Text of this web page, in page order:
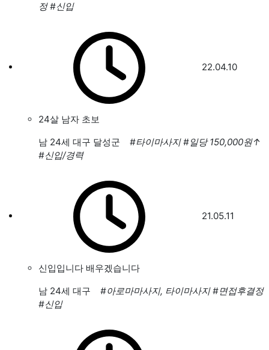
정 #신입
22.04.10
24살 남자 초보
남 24세 대구 달성군 #타이마사지 #일당 150,000원↑
#신입/경력
21.05.11
신입입니다 배우겠습니다
남 24세 대구 #아로마마사지, 타이마사지 #면접후결정
#신입